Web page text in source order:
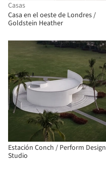
Casas
Casa en el oeste de Londres /
Goldstein Heather
Estación Conch / Perform Design
Studio